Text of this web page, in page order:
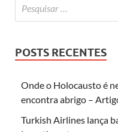
POSTS RECENTES
Onde o Holocausto é
encontra abrigo –
Turkish Airlines lança